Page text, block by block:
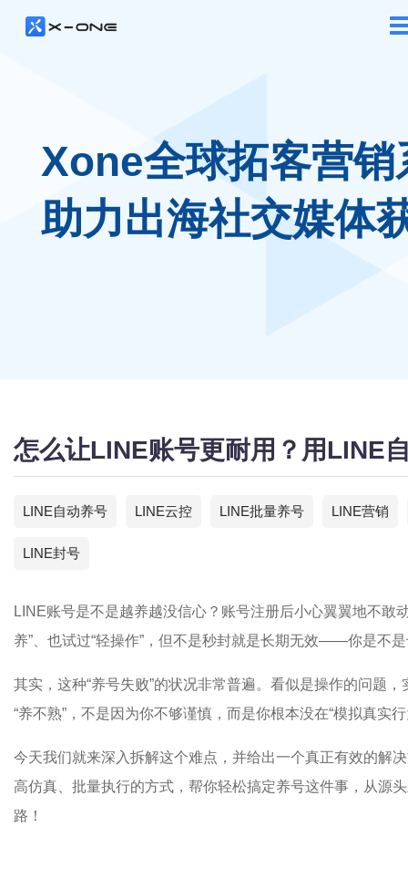
Xone全球拓客营销
助力出海社交媒体
怎么让LINE账号更耐用？用LINE
LINE自动养号 LINE云控 LINE批量养号 LINE营销
LINE封号
LINE账号是不是越养越没信心？账号注册后小心翼翼地不敢
养”、也试过“轻操作”，但不是秒封就是长期无效——你是不
其实，这种“养号失败”的状况非常普遍。看似是操作的问题
“养不熟”，不是因为你不够谨慎，而是你根本没在“模拟真实行
今天我们就来深入拆解这个难点，并给出一个真正有效的解
高仿真、批量执行的方式，帮你轻松搞定养号这件事，从源
路！